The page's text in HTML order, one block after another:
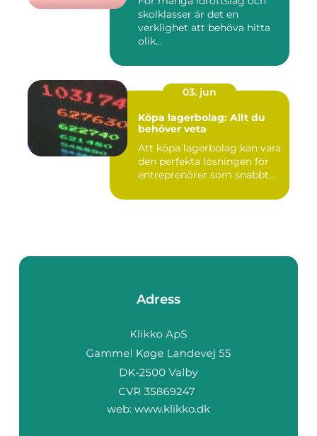
skolklasser är det en
verklighet att behöva hitta
olik...
03. jun
Köpa lagerbolag: Allt du
behöver veta
Att köpa lagerbolag kan vara
den perfekta lösningen för
entreprenörer som snabbt...
Adress
web: www.klikko.dk